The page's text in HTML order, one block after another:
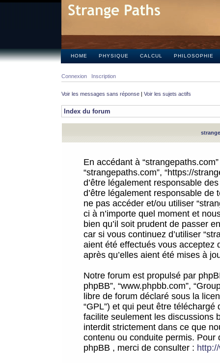
HOME PHYSIQUE CALCUL PHILOSOPHIE
Connexion Inscription
Voir les messages sans réponse | Voir les sujets actifs
Index du forum
En accédant à
“strangepaths.com”, “https://
d’être légalement responsable
d’être légalement responsable
ne pas accéder et/ou utiliser
ci à n’importe quel moment et
bien qu’il soit prudent de passer
car si vous continuez d’utiliser
aient été effectués vous acceptez
après qu’elles aient été mises à
Notre forum est propulsé par
phpBB”, “www.phpbb.com”,
libre de forum déclaré sous la
“GPL”) et qui peut être téléchargé
facilite seulement les discussions
interdit strictement dans ce que
contenu ou conduite permis.
phpBB , merci de consulter :